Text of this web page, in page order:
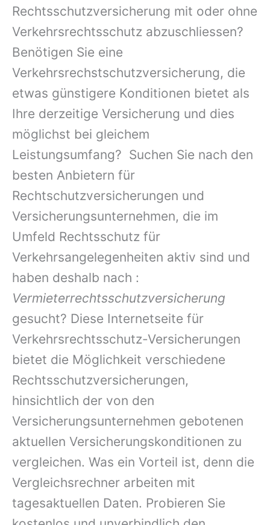
Rechtsschutzversicherung mit oder ohne
Verkehrsrechtsschutz abzuschliessen?
Benötigen Sie eine
Verkehrsrechstschutzversicherung, die
etwas günstigere Konditionen bietet als
Ihre derzeitige Versicherung und dies
möglichst bei gleichem
Leistungsumfang? Suchen Sie nach den
besten Anbietern für
Rechtschutzversicherungen und
Versicherungsunternehmen, die im
Umfeld Rechtsschutz für
Verkehrsangelegenheiten aktiv sind und
haben deshalb nach :
Vermieterrechtsschutzversicherung
gesucht? Diese Internetseite für
Verkehrsrechtsschutz-Versicherungen
bietet die Möglichkeit verschiedene
Rechtsschutzversicherungen,
hinsichtlich der von den
Versicherungsunternehmen gebotenen
aktuellen Versicherungskonditionen zu
vergleichen. Was ein Vorteil ist, denn die
Vergleichsrechner arbeiten mit
tagesaktuellen Daten. Probieren Sie